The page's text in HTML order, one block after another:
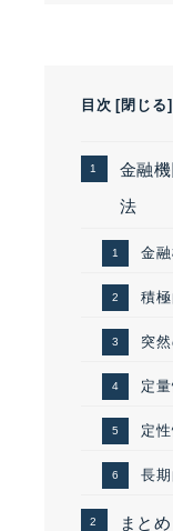
目次 [閉じる]
金融
法
金
積
突
定
定
長
まとめ